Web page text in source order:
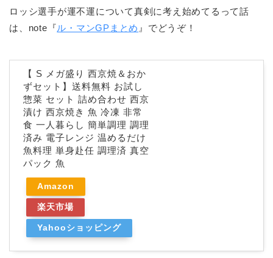
ロッシ選手が運不運について真剣に考え始めてるって話
は、note『ル・マンGPまとめ 』でどうぞ！
【 S メガ盛り 西京焼＆おか
ずセット】送料無料 お試し
惣菜 セット 詰め合わせ 西京
漬け 西京焼き 魚 冷凍 非常
食 一人暮らし 簡単調理 調理
済み 電子レンジ 温めるだけ
魚料理 単身赴任 調理済 真空
パック 魚
Amazon
楽天市場
Yahooショッピング